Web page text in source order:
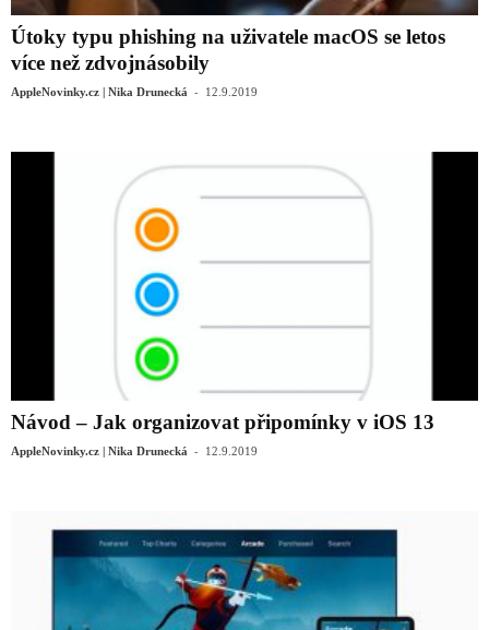
Útoky typu phishing na uživatele macOS se letos
více než zdvojnásobily
AppleNovinky.cz | Nika Drunecká - 12.9.2019
Návod – Jak organizovat připomínky v iOS 13
AppleNovinky.cz | Nika Drunecká - 12.9.2019